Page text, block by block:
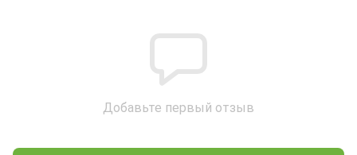
Добавьте первый отзыв